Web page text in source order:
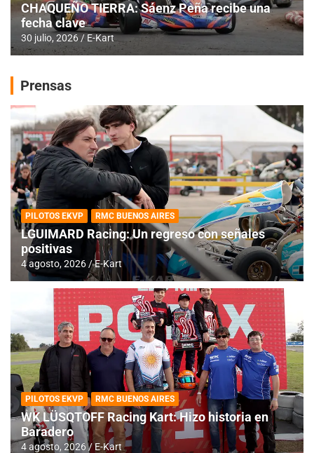
CHAQUEÑO TIERRA: Sáenz Peña recibe una
fecha clave
30 julio, 2026 E-Kart
Prensas
PILOTOS EKVP RMC BUENOS AIRES
LGUIMARD Racing: Un regreso con señales
positivas
4 agosto, 2026 E-Kart
PILOTOS EKVP RMC BUENOS AIRES
WK LÜSQTOFF Racing Kart: Hizo historia en
Baradero
4 agosto, 2026 E-Kart